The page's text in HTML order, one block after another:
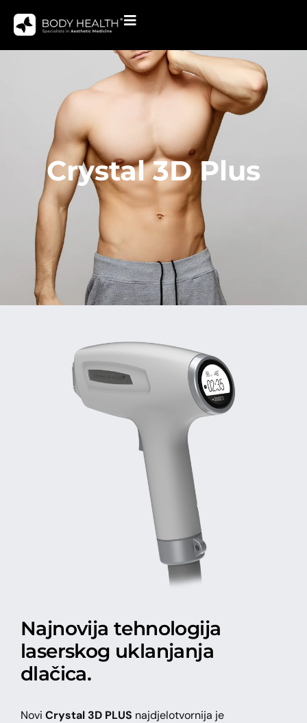
Crystal 3D Plus
Najnovija tehnologija
laserskog uklanjanja
dlačica.
Novi Crystal 3D PLUS najdjelotvornija je